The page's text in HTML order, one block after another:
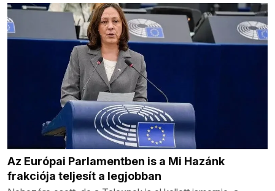
Az Európai Parlamentben is a Mi Hazánk
frakciója teljesít a legjobban